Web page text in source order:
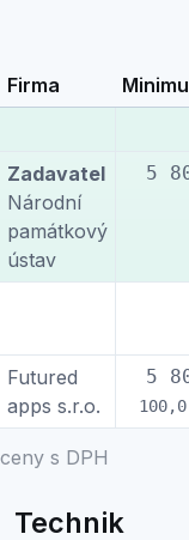
ceny s DPH
Firma
Zadavatel
Národní
památkový
ústav
5
Futured
apps s.r.o.
5
100,0
Technik